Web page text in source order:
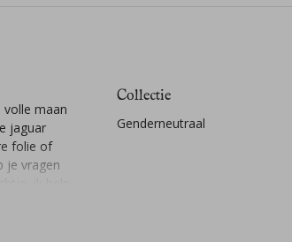
maan
jaguar
folie of
je vragen
Collectie
Genderneutraal